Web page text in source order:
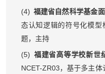
(4) 福建省自然科学基金
态认知逻辑的符号化模型
题，主持
(5) 福建省高等学校新世
NCET-ZR03 ，基于多主体